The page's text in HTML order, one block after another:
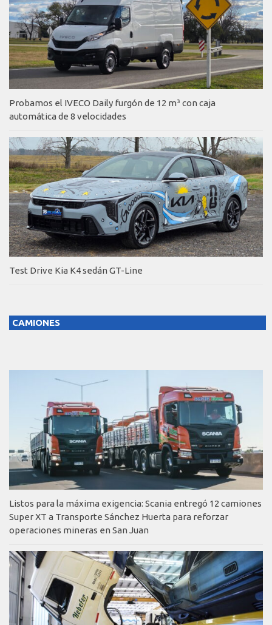
Probamos el IVECO Daily furgón de 12 m³ con caja
automática de 8 velocidades
Test Drive Kia K4 sedán GT-Line
CAMIONES
Listos para la máxima exigencia: Scania entregó 12 camiones
Super XT a Transporte Sánchez Huerta para reforzar
operaciones mineras en San Juan